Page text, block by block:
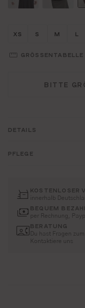
Größe wählen
XS Größe
S M L
GRÖSSENTABELLE
BITTE
DETAILS
PFLEGE
KOSTENLOSER
innerhalb
BEQUEM
per Rechnung,
BERATUNG
Du hast Fragen
Kontaktiere uns